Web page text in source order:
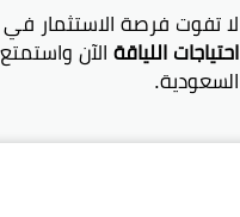
لا تفوت فرصة الاستثمار
احتياجات اللياقة
السعودية.